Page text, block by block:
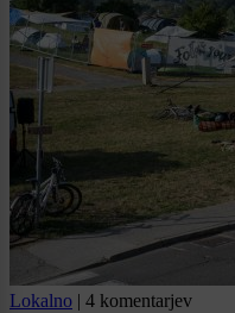
Lokalno | 4 komentarjev